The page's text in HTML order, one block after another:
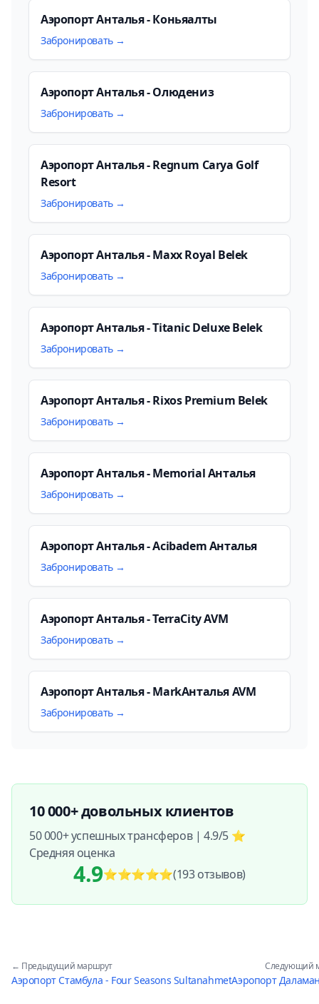
Аэропорт Анталья - Коньяалты
Забронировать →
Аэропорт Анталья - Олюдениз
Забронировать →
Аэропорт Анталья - Regnum Carya Golf
Resort
Забронировать →
Аэропорт Анталья - Maxx Royal Belek
Забронировать →
Аэропорт Анталья - Titanic Deluxe Belek
Забронировать →
Аэропорт Анталья - Rixos Premium Belek
Забронировать →
Аэропорт Анталья - Memorial Анталья
Забронировать →
Аэропорт Анталья - Acibadem Анталья
Забронировать →
Аэропорт Анталья - TerraCity AVM
Забронировать →
Аэропорт Анталья - MarkАнталья AVM
Забронировать →
10 000+ довольных клиентов
50 000+ успешных трансферов | 4.9/5 ⭐
Средняя оценка
4.9⭐⭐⭐⭐⭐(193отзывов)
← Предыдущий маршрут
Аэропорт Стамбула - Four Seasons Sultanahmet
Следующий
Аэропорт